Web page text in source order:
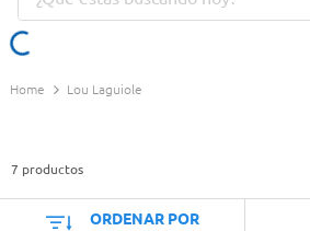
Lou Laguiole
7 productos
ORDENAR POR
Términos más buscados
Yerba
Doves
Papas Fritas